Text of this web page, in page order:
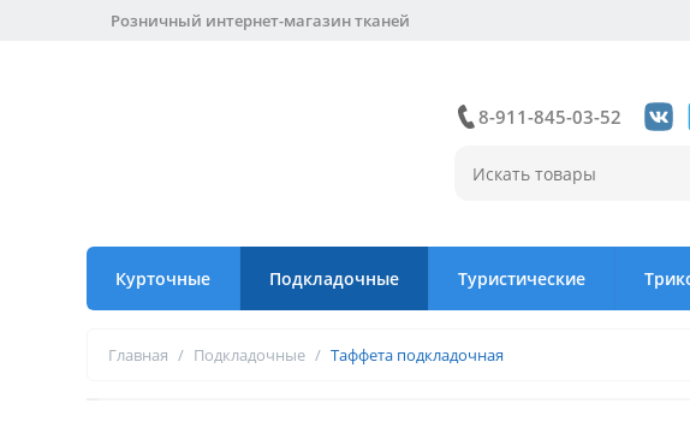
Розничный интернет-магазин тканей
8-911-845-03-52
Курточные Подкладочные Туристические
Главная / Подкладочные / Таффета подкладочная